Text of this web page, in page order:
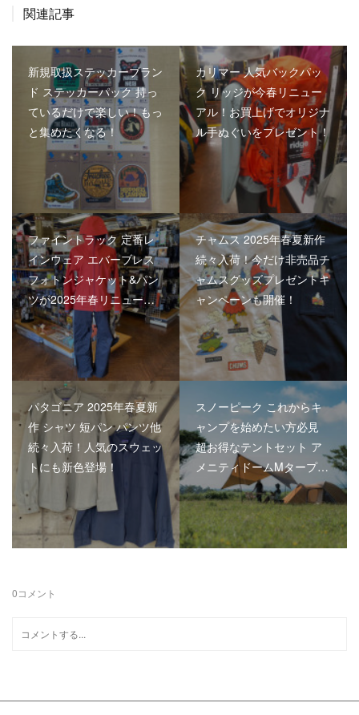
関連記事
新規取扱ステッカーブラン
ド ステッカーパック 持っ
ているだけで楽しい！もっ
と集めたくなる！
カリマー 人気バックパッ
ク リッジが今春リニュー
アル！お買上げでオリジナ
ル手ぬぐいをプレゼント！
ファイントラック 定番レ
インウェア エバーブレス
フォトンジャケット&パン
ツが2025年春リニュー…
チャムス 2025年春夏新作
続々入荷！今だけ非売品チ
ャムスグッズプレゼントキ
ャンペーンも開催！
パタゴニア 2025年春夏新
作 シャツ 短パン パンツ他
続々入荷！人気のスウェッ
トにも新色登場！
スノーピーク これからキ
ャンプを始めたい方必見
超お得なテントセット ア
メニティドームMタープ…
0コメント